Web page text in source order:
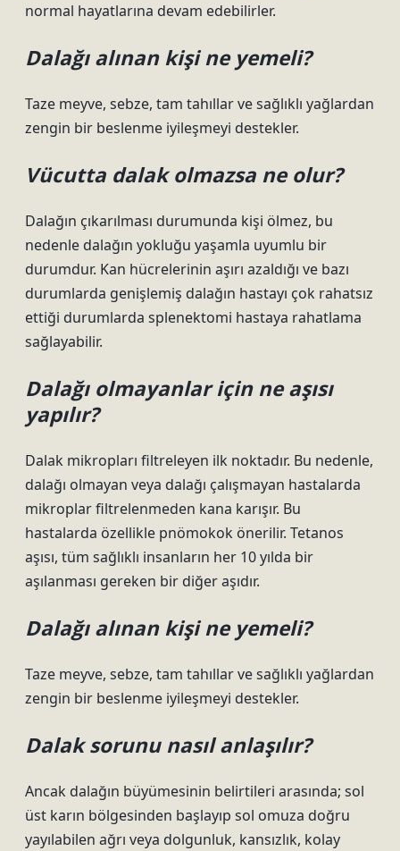
normal hayatlarına devam edebilirler.
Dalağı alınan kişi ne yemeli?
Taze meyve, sebze, tam tahıllar ve sağlıklı yağlardan
zengin bir beslenme iyileşmeyi destekler.
Vücutta dalak olmazsa ne olur?
Dalağın çıkarılması durumunda kişi ölmez, bu
nedenle dalağın yokluğu yaşamla uyumlu bir
durumdur. Kan hücrelerinin aşırı azaldığı ve bazı
durumlarda genişlemiş dalağın hastayı çok rahatsız
ettiği durumlarda splenektomi hastaya rahatlama
sağlayabilir.
Dalağı olmayanlar için ne aşısı
yapılır?
Dalak mikropları filtreleyen ilk noktadır. Bu nedenle,
dalağı olmayan veya dalağı çalışmayan hastalarda
mikroplar filtrelenmeden kana karışır. Bu
hastalarda özellikle pnömokok önerilir. Tetanos
aşısı, tüm sağlıklı insanların her 10 yılda bir
aşılanması gereken bir diğer aşıdır.
Dalağı alınan kişi ne yemeli?
Taze meyve, sebze, tam tahıllar ve sağlıklı yağlardan
zengin bir beslenme iyileşmeyi destekler.
Dalak sorunu nasıl anlaşılır?
Ancak dalağın büyümesinin belirtileri arasında; sol
üst karın bölgesinden başlayıp sol omuza doğru
yayılabilen ağrı veya dolgunluk, kansızlık, kolay